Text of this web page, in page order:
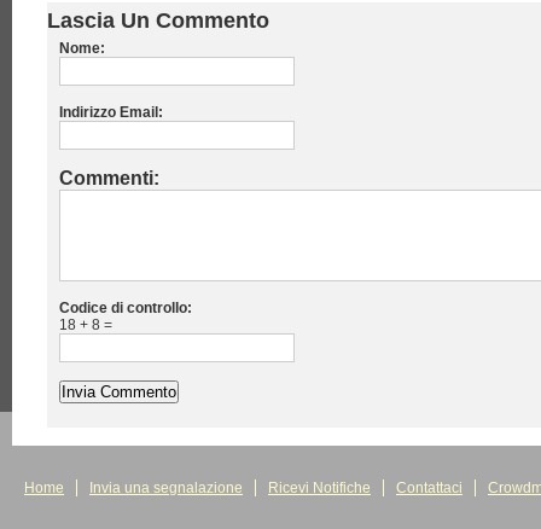
Lascia Un Commento
Nome:
Indirizzo Email:
Commenti:
Codice di controllo:
18 + 8 =
Home Invia una segnalazione Ricevi Notifiche Contattaci